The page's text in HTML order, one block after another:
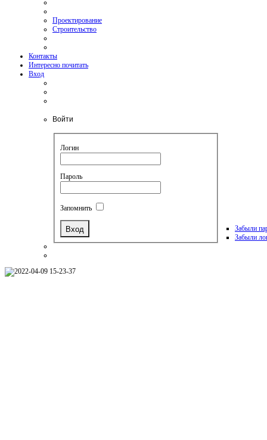
Проектирование
Строительство
Контакты
Интересно почитать
Вход
Войти
Логин
Пароль
Запомнить
Забыли
Забыли